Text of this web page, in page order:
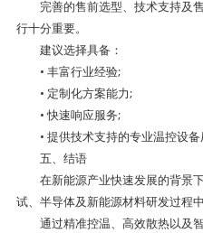
完善的售前选型、技术支持及
行十分重要。
建议选择具备：
• 丰富行业经验;
• 定制化方案能力;
• 快速响应服务;
• 提供技术支持的专业温控设备
五、结语
在新能源产业快速发展的背景
试、半导体及新能源材料研发过程
通过精准控温、高效散热以及